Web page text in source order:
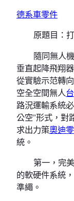
德系車零件
原題目：
隨同無人
垂直起降飛翔
從實驗示范轉
空全空間無人
路況運輸系統
公空”形式，對
求出力策奧迪
統。
第一，完
的軟硬件系統
準繩。